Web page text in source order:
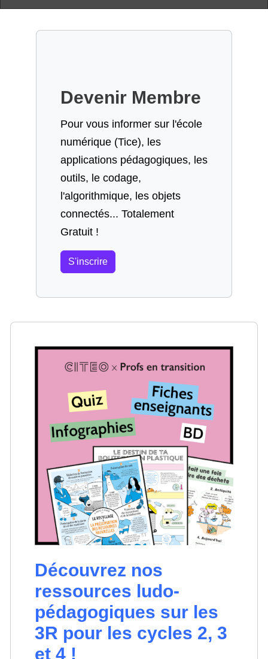
Devenir Membre
Pour vous informer sur l'école
numérique (Tice), les
applications pédagogiques, les
outils, le codage,
l'algorithmique, les objets
connectés... Totalement
Gratuit !
S'inscrire
Découvrez nos
ressources ludo-
pédagogiques sur les
3R pour les cycles 2, 3
et 4 !